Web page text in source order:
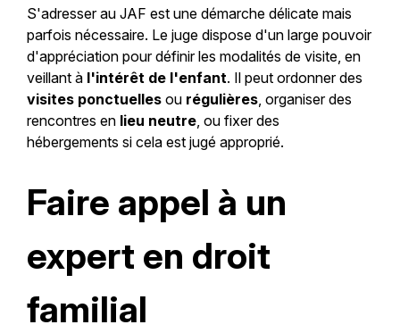
S'adresser au JAF est une démarche délicate mais
parfois nécessaire. Le juge dispose d'un large pouvoir
d'appréciation pour définir les modalités de visite, en
veillant à l'intérêt de l'enfant. Il peut ordonner des
visites ponctuellesou régulières, organiser des
rencontres en lieu neutre, ou fixer des
hébergements si cela est jugé approprié.
Faire appel à un
expert en droit
familial